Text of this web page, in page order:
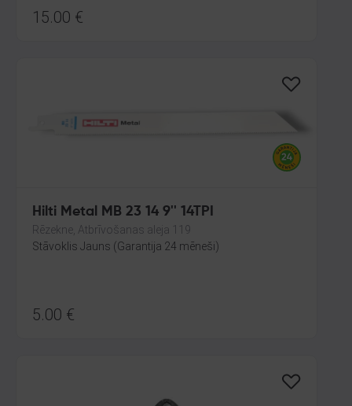
15.00 €
Hilti Metal MB 23 14 9'' 14TPI
Rēzekne, Atbrīvošanas aleja 119
Stāvoklis Jauns (Garantija 24 mēneši)
5.00 €